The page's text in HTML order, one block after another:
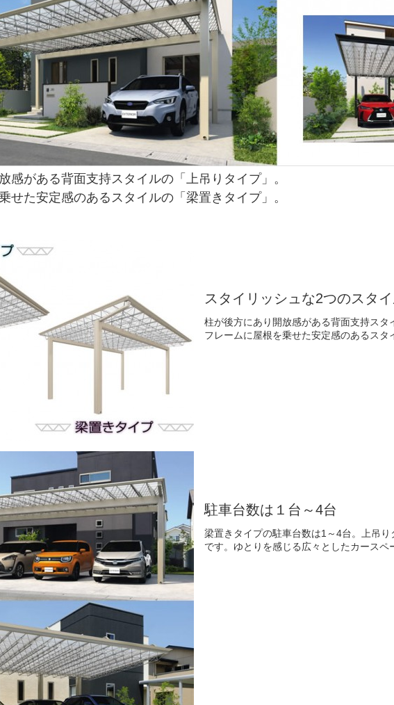
感がある背面支持スタイルの「上吊りタイプ」。
せた安定感のあるスタイルの「梁置きタイプ」。
スタイリッシュな2つのスタ
柱が後方にあり開放感がある背面支持スタ
フレームに屋根を乗せた安定感のあるスタ
駐車台数は１台～4台
梁置きタイプの駐車台数は1～4台。上吊
です。ゆとりを感じる広々としたカースペ